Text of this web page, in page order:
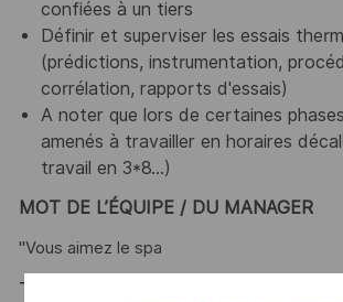
confiées à un tiers
Définir et superviser les essais
(prédictions, instrumentation,
corrélation, rapports d'essais)
A noter que lors de certaines
amenés à travailler en horaires
travail en 3*8…)
MOT DE L’ÉQUIPE / DU MANAGER
"Vous aimez le spa
Thales, entreprise Handi-Engagée,